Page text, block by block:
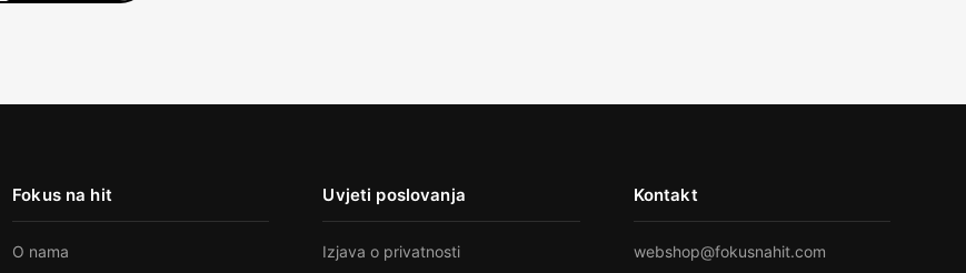
Fokus na hit
O nama
Uvjeti poslovanja
Izjava o privatnosti
Kontakt
webshop@fokusnahit.com